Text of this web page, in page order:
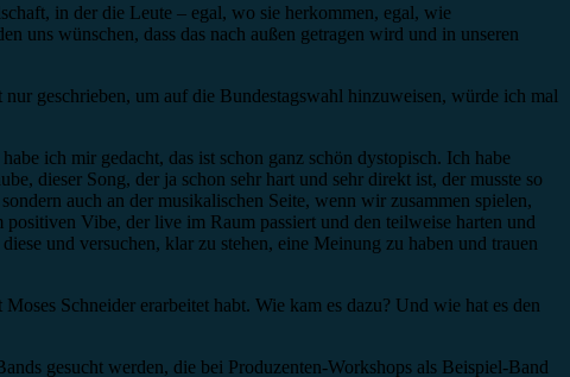
in der die Leute – egal, wo sie herkommen, egal, wie
uns wünschen, dass das nach außen getragen wird und in unseren
geschrieben, um auf die Bundestagswahl hinzuweisen, würde ich mal
ich mir gedacht, das ist schon ganz schön dystopisch. Ich habe
dieser Song, der ja schon sehr hart und sehr direkt ist, der musste so
auch an der musikalischen Seite, wenn wir zusammen spielen,
Vibe, der live im Raum passiert und den teilweise harten und
und versuchen, klar zu stehen, eine Meinung zu haben und trauen
Schneider erarbeitet habt. Wie kam es dazu? Und wie hat es den
gesucht werden, die bei Produzenten-Workshops als Beispiel-Band